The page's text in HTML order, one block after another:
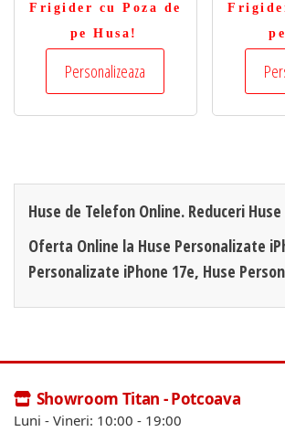
Frigider cu Poza de
pe Husa!
Personalizeaza
Huse de Telefon Online. Reduceri
Oferta Online la Huse Personalizate
Personalizate iPhone 17e, Huse
Showroom Titan - Potcoava
Luni - Vineri: 10:00 - 19:00